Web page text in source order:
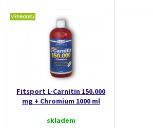
Fitsport L-Carnitin 150.000
mg + Chromium 1000 ml
skladem